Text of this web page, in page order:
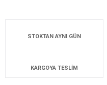
STOKTAN AYNI GÜN
KARGOYA TESLİM